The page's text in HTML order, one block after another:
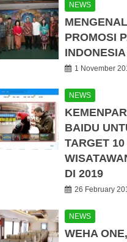
NEWS
PROMOSI
1 November
NEWS
BAIDU
TARGET
DI 2019
26 February
NEWS
WEHA